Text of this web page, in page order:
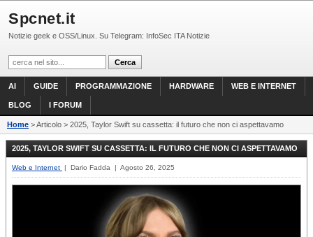
Spcnet.it
Notizie geek e OSS/Linux. Su Telegram: InfoSec ITA Notizie
AI GUIDE PROGRAMMAZIONE HARDWARE WEB E INTERNET
BLOG I FORUM
Home > Articolo > 2025, Taylor Swift su cassetta: il futuro che non ci aspettavamo
2025, TAYLOR SWIFT SU CASSETTA: IL FUTURO CHE NON CI ASPETTAVAMO
Web e Internet | Dario Fadda | Agosto 26, 2025